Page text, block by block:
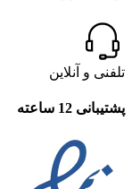
تلفنی و آنلاین
پشتیبانی 12 ساعته